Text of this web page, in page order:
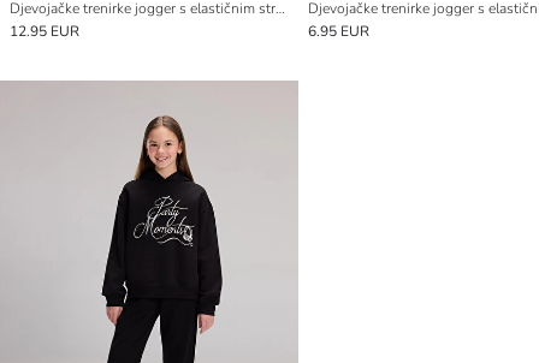
Djevojačke trenirke jogger s elastičnim strukom, set od 2
12.95 EUR
6.95 EUR